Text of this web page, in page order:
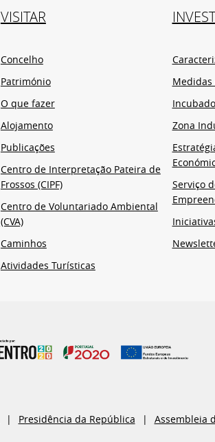
VISITAR
Concelho
Património
O que fazer
Alojamento
Publicações
Centro de Interpretação Pateira de
Frossos (CIPF)
Centro de Voluntariado Ambiental
(CVA)
Caminhos
Atividades Turísticas
Medidas
Zona
Serviço
Presidência da República Assembleia